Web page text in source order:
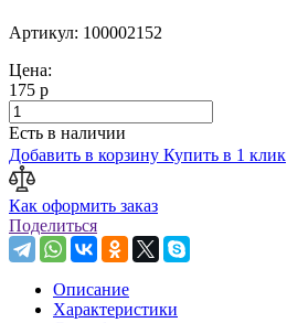
Артикул: 100002152
Цена:
175 р
Есть в наличии
Добавить в корзину Купить в 1 клик
Как оформить заказ
Поделиться
Описание
Характеристики